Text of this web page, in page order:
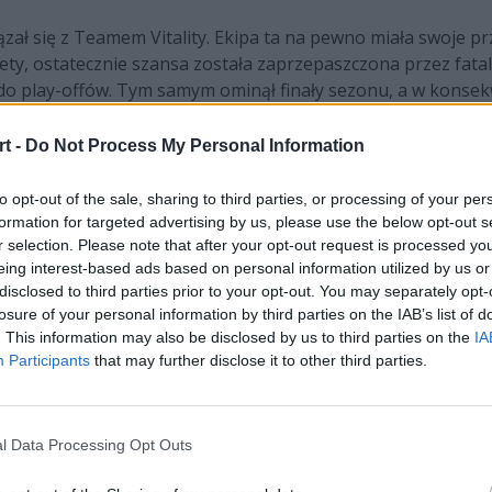
- Do Not Process My Personal Information
opt-out of the sale, sharing to third parties, or processing of your
for targeted advertising by us, please use the below opt-out
selection. Please note that after your opt-out request is processed
interest-based ads based on personal information utilized by us
to third parties prior to your opt-out. You may separately
of your personal information by third parties on the IAB’s list of
This information may also be disclosed by us to third parties on the
Participants that may further disclose it to other third parties.
Data Processing Opt Outs
się z Teamem Vitality. Ekipa ta na pewno miała swoje
ostatecznie szansa została zaprzepaszczona przez
play-offów. Tym samym ominął finały sezonu, a w
po sześciu latach z rzędu, gdy podczas sprawdzania
regionu EMEA będą musieli powiedzieć, że go nie
"Jensena" Jensena. Gracz LoL Championship
zaczął swoją regularną walkę na arenie
wraz z C9 zaliczył w 2018 roku, kiedy to dotarł
dwa lata temu. Już w zeszłym roku zabrakło go na
5-6. miejsce.